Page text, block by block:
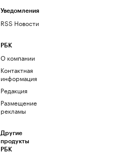
Уведомления
RSS Новости
РБК
О компании
Контактная
информация
Редакция
Размещение
рекламы
Другие
продукты
РБК